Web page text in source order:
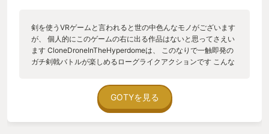
剣を使うVRゲームと言われると世の中色んなモノがございます
が、 個人的にこのゲームの右に出る作品はないと思ってさえい
ます CloneDroneInTheHyperdomeは、 このなりで一触即発の
ガチ剣戟バトルが楽しめるローグライクアクションです こんな
ていた時期が私にもありました。 物理的な挙動で剣をブンブン
と振り回し、 迫りくる敵ロボット達を相手にチャンバラして戦
います。 登場する武器には剣や斧、鎌やレイピア、ハルバード
GOTYを見る